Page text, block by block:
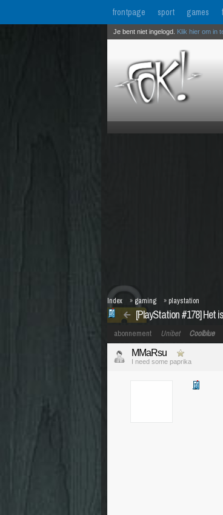
frontpage sport games
Je bent niet ingelogd. Klik hier om in
[PlayStation #178] Het
Index » gaming » playstation
abonnement Unibet Coolblue
MMaRsu
I need some paprika